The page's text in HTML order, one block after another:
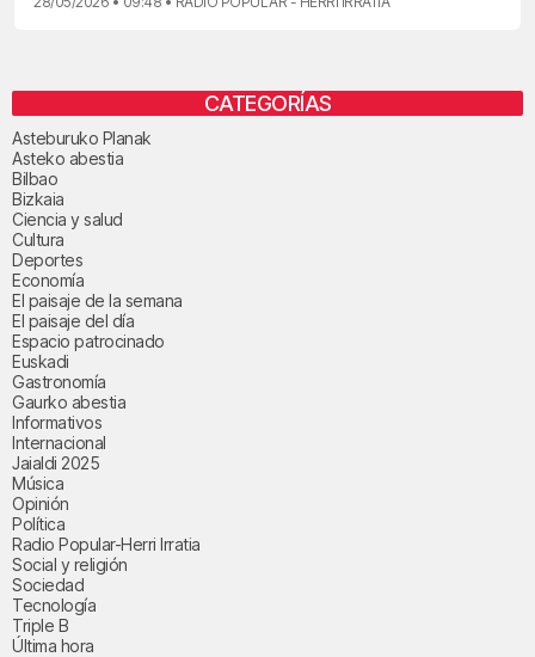
CATEGORÍAS
Asteburuko Planak
Asteko abestia
Bilbao
Bizkaia
Ciencia y salud
Cultura
Deportes
Economía
El paisaje de la semana
El paisaje del día
Espacio patrocinado
Euskadi
Gastronomía
Gaurko abestia
Informativos
Internacional
Jaialdi 2025
Música
Opinión
Política
Radio Popular-Herri Irratia
Social y religión
Sociedad
Tecnología
Triple B
Última hora